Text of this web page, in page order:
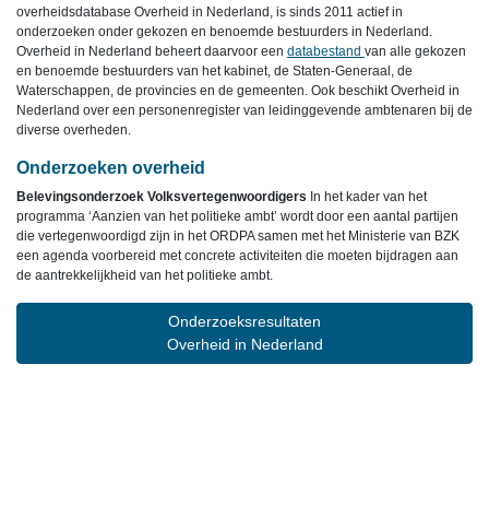
overheidsdatabase Overheid in Nederland, is sinds 2011 actief in
onderzoeken onder gekozen en benoemde bestuurders in Nederland.
Overheid in Nederland beheert daarvoor een databestand van alle gekozen
en benoemde bestuurders van het kabinet, de Staten-Generaal, de
Waterschappen, de provincies en de gemeenten. Ook beschikt Overheid in
Nederland over een personenregister van leidinggevende ambtenaren bij de
diverse overheden.
Onderzoeken overheid
Belevingsonderzoek Volksvertegenwoordigers In het kader van het
programma ‘Aanzien van het politieke ambt’ wordt door een aantal partijen
die vertegenwoordigd zijn in het ORDPA samen met het Ministerie van BZK
een agenda voorbereid met concrete activiteiten die moeten bijdragen aan
de aantrekkelijkheid van het politieke ambt.
Onderzoeksresultaten
Overheid in Nederland